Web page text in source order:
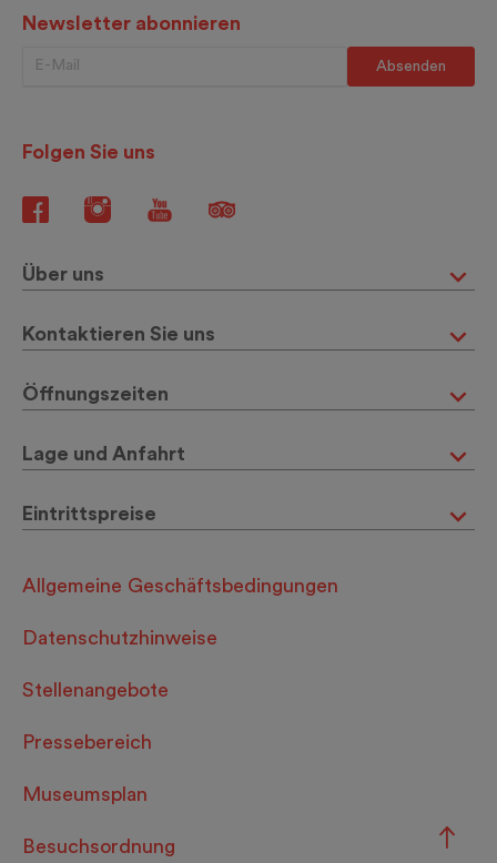
Newsletter abonnieren
Folgen Sie uns
Über uns
Kontaktieren Sie uns
Öffnungszeiten
Lage und Anfahrt
Eintrittspreise
Allgemeine Geschäftsbedingungen
Datenschutzhinweise
Stellenangebote
Pressebereich
Museumsplan
Besuchsordnung